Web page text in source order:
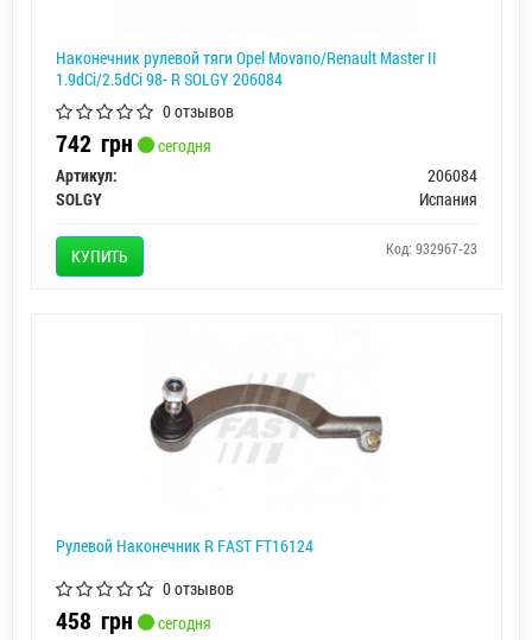
Наконечник рулевой тяги Opel Movano/Renault Master II
1.9dCi/2.5dCi 98- R SOLGY 206084
0 отзывов
742 грн
сегодня
Артикул:
206084
SOLGY
Испания
КУПИТЬ Код: 932967-23
Рулевой Наконечник R FAST FT16124
0 отзывов
458 грн
сегодня